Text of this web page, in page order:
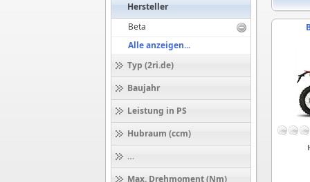
Hersteller
Beta
Alle anzeigen...
Typ (2ri.de)
Baujahr
Leistung in PS
Hubraum (ccm)
Höchstgeschwindigkeit (km/h)
Max. Drehmoment (Nm)